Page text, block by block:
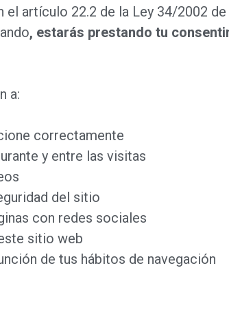
el artículo 22.2 de la Ley 34/2002
, estarás prestando tu
a:
correctamente
y entre las visitas
del sitio
con redes sociales
sitio web
de tus hábitos de navegación